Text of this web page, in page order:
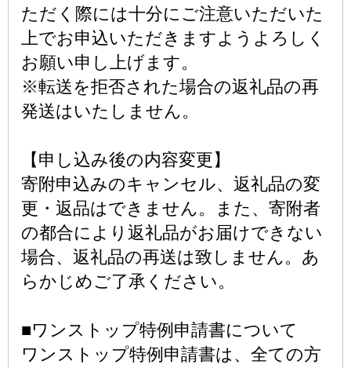
ただく際には十分にご注意いただいた
上でお申込いただきますようよろしく
お願い申し上げます。
※転送を拒否された場合の返礼品の再
発送はいたしません。
【申し込み後の内容変更】
寄附申込みのキャンセル、返礼品の変
更・返品はできません。また、寄附者
の都合により返礼品がお届けできない
場合、返礼品の再送は致しません。あ
らかじめご了承ください。
■ワンストップ特例申請書について
ワンストップ特例申請書は、全ての方